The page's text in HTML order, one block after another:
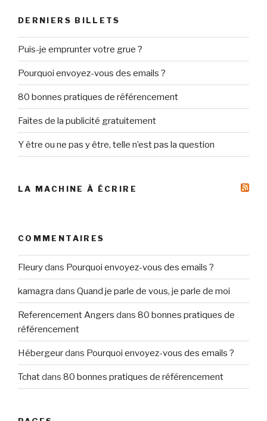
DERNIERS BILLETS
Puis-je emprunter votre grue ?
Pourquoi envoyez-vous des emails ?
80 bonnes pratiques de référencement
Faites de la publicité gratuitement
Y être ou ne pas y être, telle n’est pas la question
LA MACHINE À ÉCRIRE
COMMENTAIRES
Fleurydans Pourquoi envoyez-vous des emails ?
kamagra dans Quand je parle de vous, je parle de moi
Referencement Angers dans 80 bonnes pratiques de
référencement
Hébergeurdans Pourquoi envoyez-vous des emails ?
Tchatdans 80 bonnes pratiques de référencement